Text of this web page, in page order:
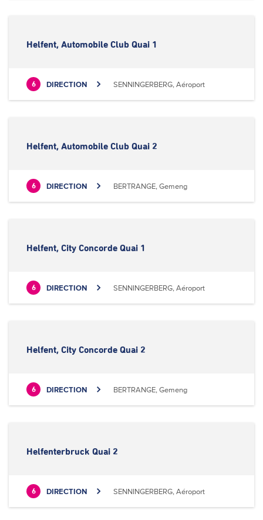
Helfent, Automobile Club Quai 1
6 DIRECTION SENNINGERBERG, Aéroport
Helfent, Automobile Club Quai 2
6 DIRECTION BERTRANGE, Gemeng
Helfent, City Concorde Quai 1
6 DIRECTION SENNINGERBERG, Aéroport
Helfent, City Concorde Quai 2
6 DIRECTION BERTRANGE, Gemeng
Helfenterbruck Quai 2
6 DIRECTION SENNINGERBERG, Aéroport